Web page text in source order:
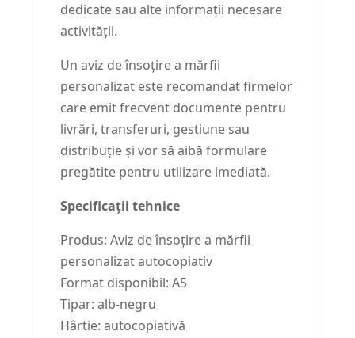
dedicate sau alte informații necesare
activității.
Un aviz de însoțire a mărfii
personalizat este recomandat firmelor
care emit frecvent documente pentru
livrări, transferuri, gestiune sau
distribuție și vor să aibă formulare
pregătite pentru utilizare imediată.
Specificații tehnice
Produs: Aviz de însoțire a mărfii
personalizat autocopiativ
Format disponibil: A5
Tipar: alb-negru
Hârtie: autocopiativă